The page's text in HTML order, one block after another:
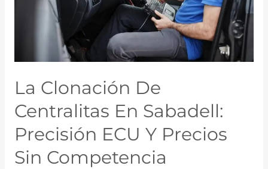
La Clonación De
Centralitas En Sabadell:
Precisión ECU Y Precios
Sin Competencia